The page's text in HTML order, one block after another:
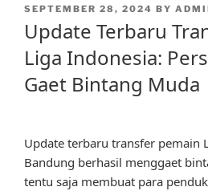
POSTED
SEPTEMBER 28, 2024 BY
Update Terbaru
Liga Indonesia:
Gaet Bintang Muda
Update terbaru transfer pemain
Bandung berhasil menggaet
tentu saja membuat para